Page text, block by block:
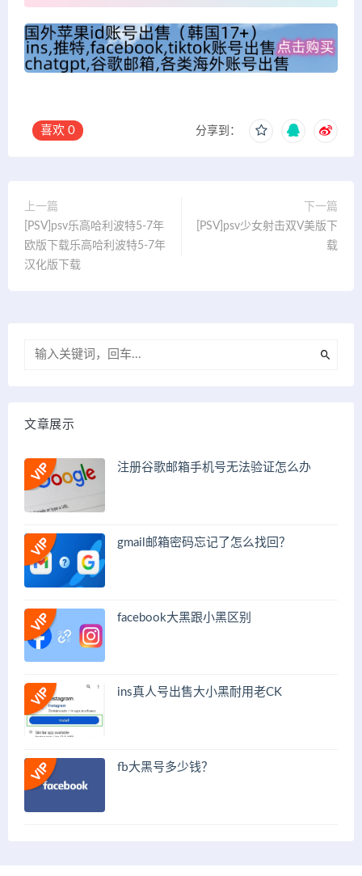
喜欢 0 分享到：
上一篇
[PSV]psv乐高哈利波特5-7年
欧版下载乐高哈利波特5-7年
汉化版下载
下一篇
[PSV]psv少女射击双V美版下
载
文章展示
注册谷歌邮箱手机号无法验证怎么办
gmail邮箱密码忘记了怎么找回？
facebook大黑跟小黑区别
ins真人号出售大小黑耐用老CK
fb大黑号多少钱？